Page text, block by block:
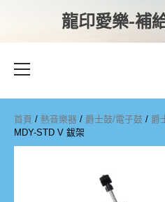
龍印愛樂-補
首頁 / 熱音樂器 / 爵士鼓/電子鼓 / 爵
MDY-STD V 鈸架